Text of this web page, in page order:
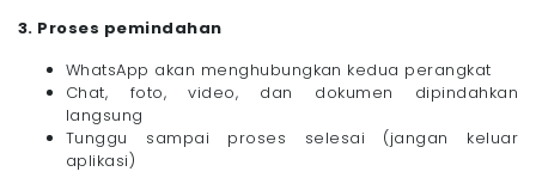
3. Proses pemindahan
WhatsApp akan menghubungkan kedua perangkat
Chat, foto, video, dan dokumen dipindahkan
langsung
Tunggu sampai proses selesai (jangan keluar
aplikasi)